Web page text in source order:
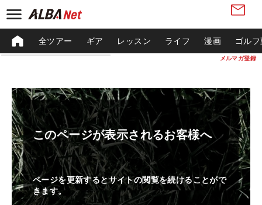
メルマガ登録
全ツアー ギア レッスン ライフ 漫画 ゴル
このページが表示されるお客様へ
ページを更新するとサイトの閲覧を続けることがで
きます。